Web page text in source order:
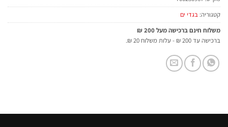
קטגוריה: בגדי ים
משלוח חינם ברכישה מעל 200 ₪
ברכישה עד 200 ₪ - עלות משלוח 20 ₪.